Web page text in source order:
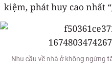
kiệm, phát huy cao nhất
Nhu cầu về nhà ở không ngừng